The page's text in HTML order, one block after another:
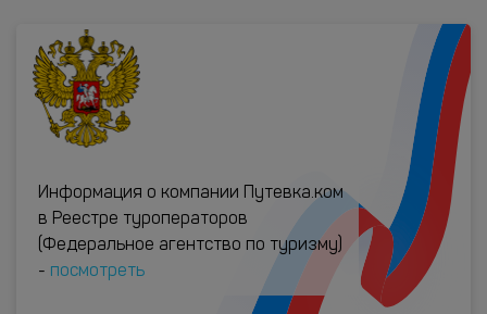
Информация о компании Путевка.ком
в Реестре туроператоров
(Федеральное агентство по туризму)
- посмотреть